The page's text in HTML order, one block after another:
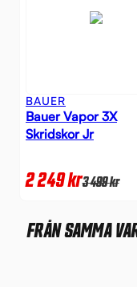
BAUER
Bauer Vapor 3X
Skridskor Jr
2 249kr3 499kr
FRÅN SAMMA